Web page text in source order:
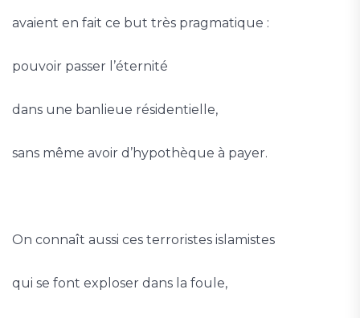
avaient en fait ce but très pragmatique :
pouvoir passer l’éternité
dans une banlieue résidentielle,
sans même avoir d’hypothèque à payer.
On connaît aussi ces terroristes islamistes
qui se font exploser dans la foule,